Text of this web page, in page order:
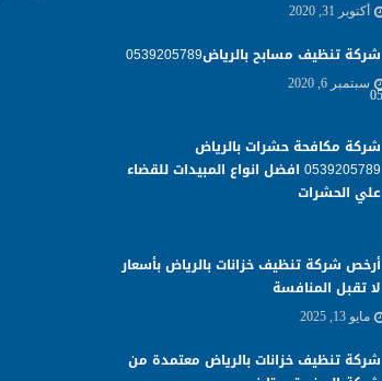
أكتوبر 31, 2020
شركة تنظيف مسابح بالرياض0539205789
سبتمبر 6, 2020
شركة مكافحة حشرات بالرياض
0539205789 افضل انواع المبيدات للقضاء
علي الحشرات
أرخص شركة تنظيف خزانات بالرياض بأسعار
لا تقبل المنافسة
مايو 13, 2025
شركة تنظيف خزانات بالرياض معتمدة من